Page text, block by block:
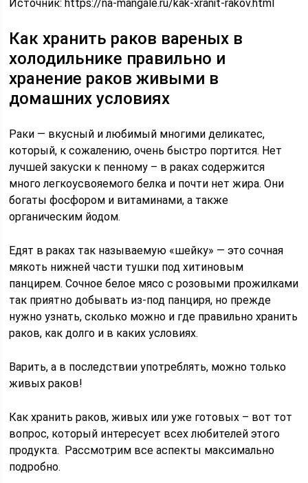
Источник: https://na-mangale.ru/kak-xranit-rakov.html
Как хранить раков вареных в
холодильнике правильно и
хранение раков живыми в
домашних условиях
Раки — вкусный и любимый многими деликатес,
который, к сожалению, очень быстро портится. Нет
лучшей закуски к пенному – в раках содержится
много легкоусвояемого белка и почти нет жира. Они
богаты фосфором и витаминами, а также
органическим йодом.
Едят в раках так называемую «шейку» — это сочная
мякоть нижней части тушки под хитиновым
панцирем. Сочное белое мясо с розовыми прожилками
так приятно добывать из-под панциря, но прежде
нужно узнать, сколько можно и где правильно хранить
раков, как долго и в каких условиях.
Варить, а в последствии употреблять, можно только
живых раков!
Как хранить раков, живых или уже готовых – вот тот
вопрос, который интересует всех любителей этого
продукта. Рассмотрим все аспекты максимально
подробно.